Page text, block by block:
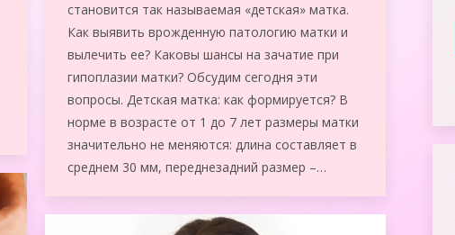
становится так называемая «детская» матка.
Как выявить врожденную патологию матки и
вылечить ее? Каковы шансы на зачатие при
гипоплазии матки? Обсудим сегодня эти
вопросы. Детская матка: как формируется? В
норме в возрасте от 1 до 7 лет размеры матки
значительно не меняются: длина составляет в
среднем 30 мм, переднезадний размер –…